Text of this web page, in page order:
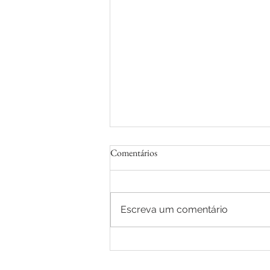
Comentários
Escreva um comentário